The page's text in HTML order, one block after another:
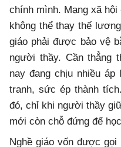
chính mình. Mạng xã
không thể thay thế
giáo phải được bảo vệ
người thầy. Cần thẳng
nay đang chịu nhiều
tranh, sức ép thành
đó, chỉ khi người thầy
mới còn chỗ đứng để
Nghề giáo vốn được